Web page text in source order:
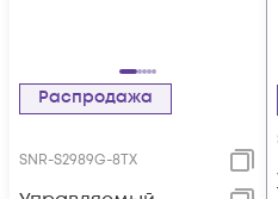
Распродажа
SNR-S2989G-8TX